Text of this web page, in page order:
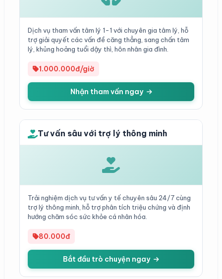
Dịch vụ tham vấn tâm lý 1-1 với chuyên gia tâm lý, hỗ
trợ giải quyết các vấn đề căng thẳng, sang chấn tâm
lý, khủng hoảng tuổi dậy thì, hôn nhân gia đình.
1.000.000đ/giờ
Nhận tham vấn ngay
Tư vấn sâu với trợ lý thông minh
Trải nghiệm dịch vụ tư vấn y tế chuyên sâu 24/7 cùng
trợ lý thông minh, hỗ trợ phân tích triệu chứng và định
hướng chăm sóc sức khỏe cá nhân hóa.
80.000đ
Bắt đầu trò chuyện ngay